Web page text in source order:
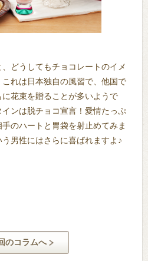
どうしてもチョコレートのイメ
れは日本独自の風習で、他国で
花束を贈ることが多いようで
ンは脱チョコ宣言！愛情たっぷ
のハートと胃袋を射止めてみま
男性にはさらに喜ばれますよ♪
のコラムへ